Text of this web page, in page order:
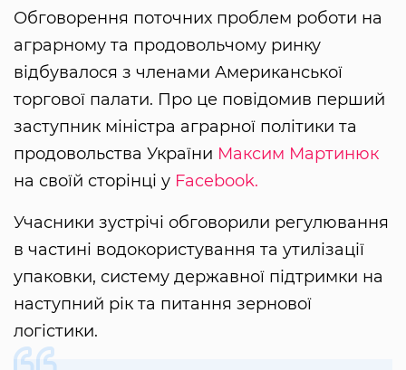
Обговорення поточних проблем роботи на
аграрному та продовольчому ринку
відбувалося з членами Американської
торгової палати. Про це повідомив перший
заступник міністра аграрної політики та
продовольства України Максим Мартинюк
на своїй сторінці у Facebook.
Учасники зустрічі обговорили регулювання
в частині водокористування та утилізації
упаковки, систему державної підтримки на
наступний рік та питання зернової
логістики.